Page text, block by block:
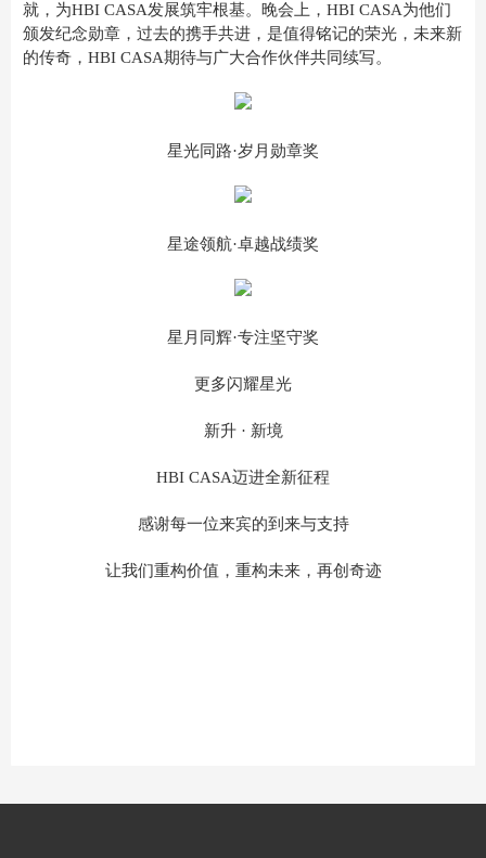
就，为HBI CASA发展筑牢根基。晚会上，HBI CASA为他们
颁发纪念勋章，过去的携手共进，是值得铭记的荣光，未来新
的传奇，HBI CASA期待与广大合作伙伴共同续写。
星光同路·岁月勋章奖
星途领航·卓越战绩奖
星月同辉·专注坚守奖
更多闪耀星光
新升 · 新境
HBI CASA迈进全新征程
感谢每一位来宾的到来与支持
让我们重构价值，重构未来，再创奇迹